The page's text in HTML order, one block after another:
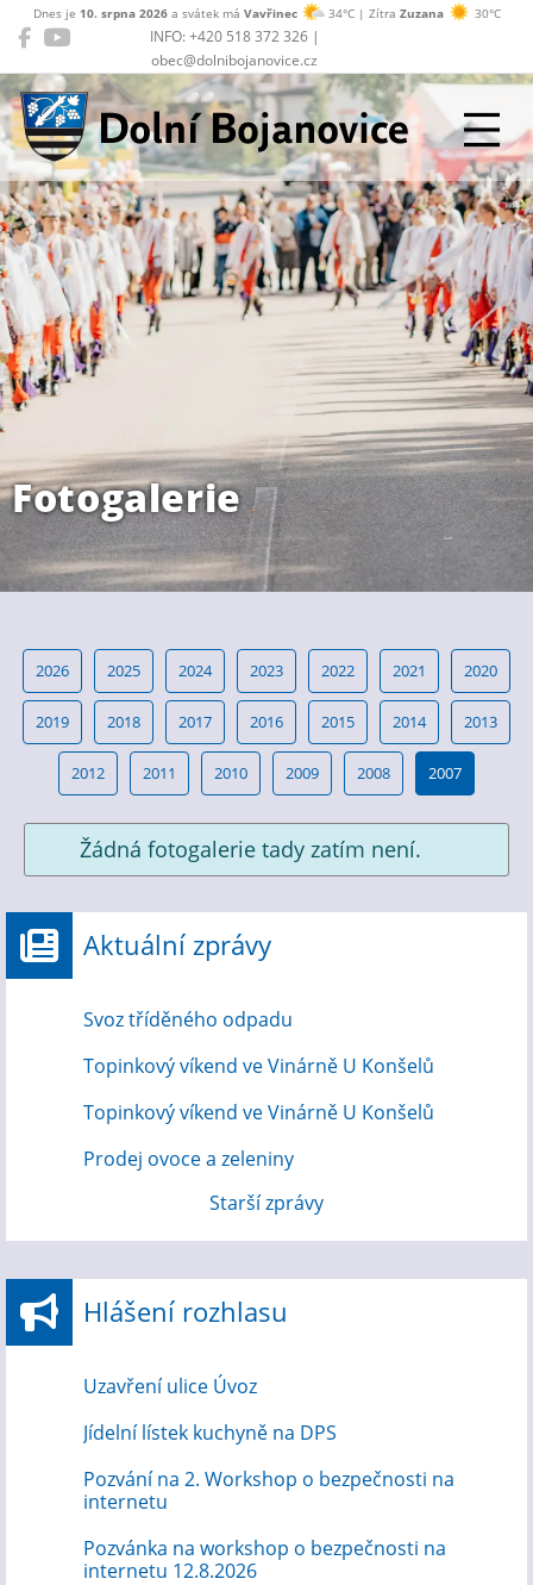
INFO: +420 518 372 326 |
obec@dolnibojanovice.cz
Dnes je 10. srpna 2026a svátek má Vavřinec 34°C | Zítra Zuzana 30°C
Dolní Bojanovice
Fotogalerie
2026 2025 2024 2023 2022 2021 2020
2019 2018 2017 2016 2015 2014 2013
2012 2011 2010 2009 2008 2007
Žádná fotogalerie tady zatím není.
Aktuální zprávy
Svoz tříděného odpadu
Topinkový víkend ve Vinárně U Konšelů
Topinkový víkend ve Vinárně U Konšelů
Prodej ovoce a zeleniny
Starší zprávy
Hlášení rozhlasu
Uzavření ulice Úvoz
Jídelní lístek kuchyně na DPS
Pozvání na 2. Workshop o bezpečnosti na
internetu
Pozvánka na workshop o bezpečnosti na
internetu 12.8.2026